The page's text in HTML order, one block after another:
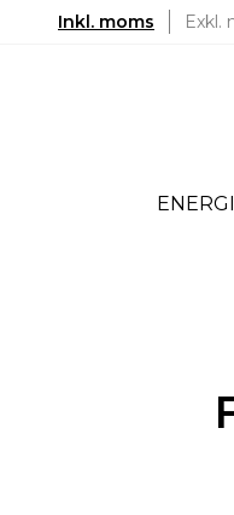
Inkl. moms Exkl.